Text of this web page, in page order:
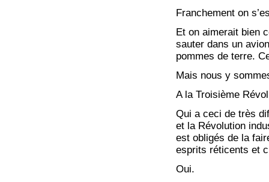
Franchement on
Et on aimerait bien
sauter dans un
pommes de terre.
Mais nous y
A la Troisième
Qui a ceci de très
et la Révolution
est obligés de la
esprits réticents et
Oui.